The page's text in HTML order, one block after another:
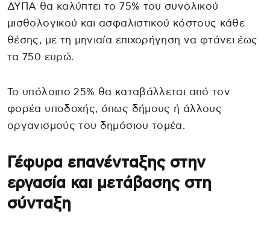
ΔΥΠΑ θα καλύπτει το 75% του συνολικού
μισθολογικού και ασφαλιστικού κόστους κάθε
θέσης, με τη μηνιαία επιχορήγηση να φτάνει έως
τα 750 ευρώ.
Το υπόλοιπο 25% θα καταβάλλεται από τον
φορέα υποδοχής, όπως δήμους ή άλλους
οργανισμούς του δημόσιου τομέα.
Γέφυρα επανένταξης στην
εργασία και μετάβασης στη
σύνταξη